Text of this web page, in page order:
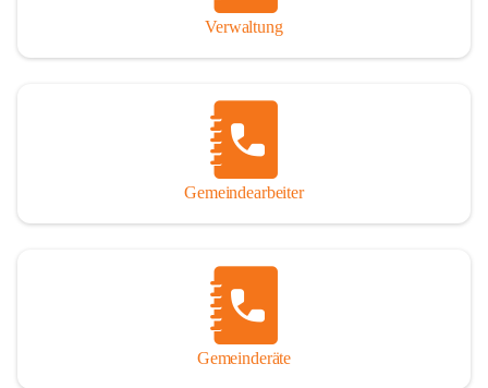
Verwaltung
Gemeindearbeiter
Gemeinderäte